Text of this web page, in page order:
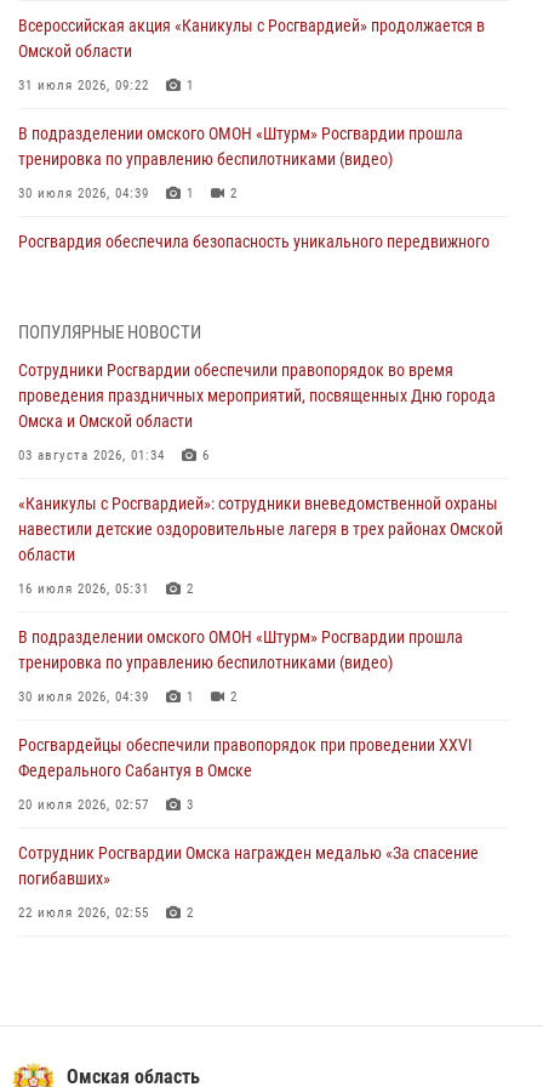
Всероссийская акция «Каникулы с Росгвардией» продолжается в
Омской области
31 июля 2026, 09:22 1
В подразделении омского ОМОН «Штурм» Росгвардии прошла
тренировка по управлению беспилотниками (видео)
30 июля 2026, 04:39 1 2
Росгвардия обеспечила безопасность уникального передвижного
Руси в Омске
28 июля 2026, 01:44
При содействии спецназа Росгвардии пресечены нарушения
27 июля 2026, 07:54
Росгвардия обеспечила правопорядок на концерте группы IOWA в
Омске
При содействии Росгвардии обеспечен правопорядок на XXII
Форуме межрегионального сотрудничества России и Казахстана в
26 июля 2026, 01:40
ПОПУЛЯРНЫЕ НОВОСТИ
Сотрудники Росгвардии обеспечили правопорядок во время
проведения праздничных мероприятий, посвященных Дню города
Омска и Омской области
03 августа 2026, 01:34 6
«Каникулы с Росгвардией»: сотрудники вневедомственной охраны
навестили детские оздоровительные лагеря в трех районах Омской
области
16 июля 2026, 05:31 2
В подразделении омского ОМОН «Штурм» Росгвардии прошла
тренировка по управлению беспилотниками (видео)
30 июля 2026, 04:39 1 2
Росгвардейцы обеcпечили правопорядок при проведении XXVI
Федерального Сабантуя в Омске
20 июля 2026, 02:57 3
Сотрудник Росгвардии Омска награжден медалью «За спасение
погибавших»
22 июля 2026, 02:55 2
Росгвардия подвела итоги добровольной сдачи оружия в Омской
Омская область